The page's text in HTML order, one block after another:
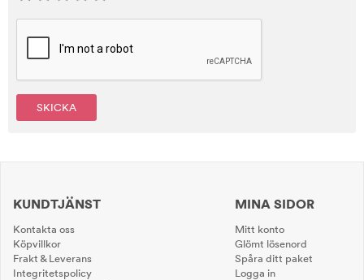
SKICKA
KUNDTJÄNST
Kontakta oss
Köpvillkor
Frakt & Leverans
Integritetspolicy
MINA SIDOR
Mitt konto
Glömt lösenord
Spåra ditt paket
Logga in